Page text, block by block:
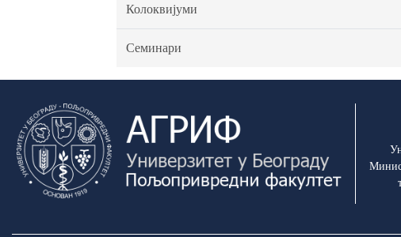
Колоквијуми
Семинари